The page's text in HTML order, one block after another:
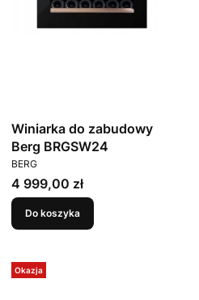
Winiarka do zabudowy
Berg BRGSW24
PRODUCENT
BERG
Cena
4 999,00 zł
Do koszyka
Okazja